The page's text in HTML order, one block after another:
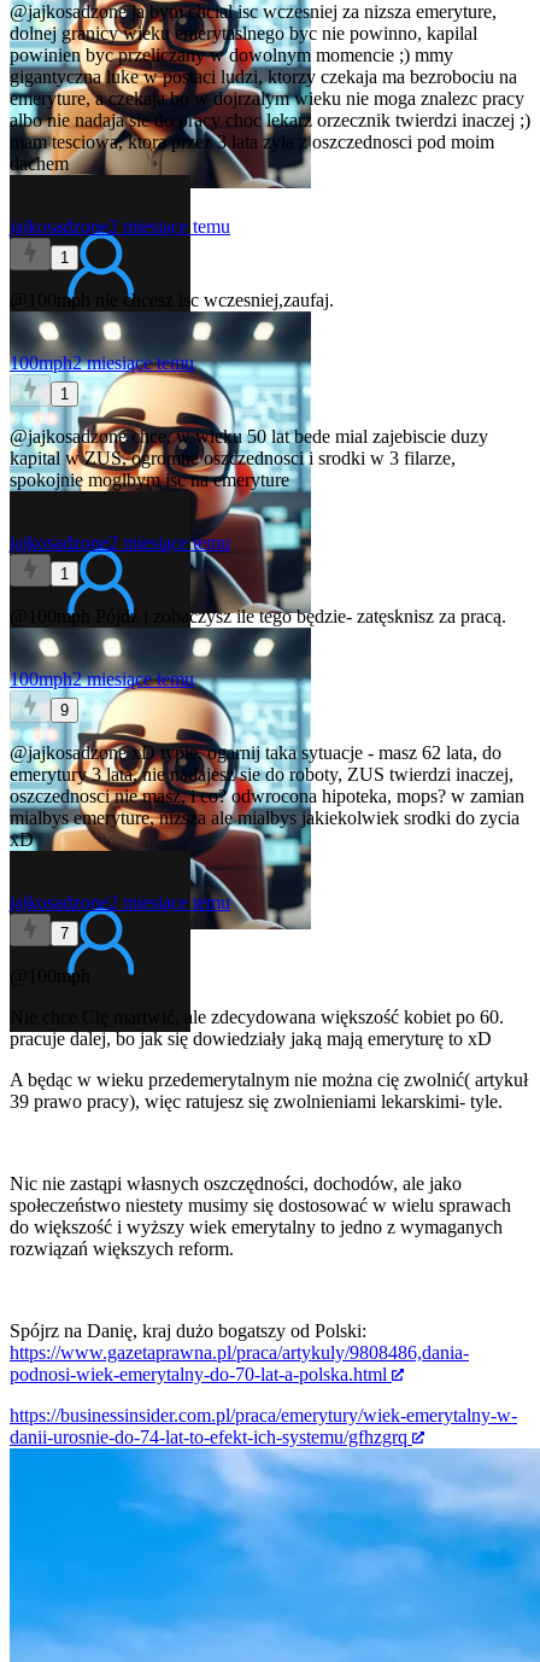
@jajkosadzoneja bym chcial isc wczesniej za nizsza emeryture,
dolnej granicy wieku emerytaslnego byc nie powinno, kapilal
powinien byc przeliczany w dowolnym momencie ;) mmy
gigantyczna luke w postaci ludzi, ktorzy czekaja ma bezrobociu na
emeryture, a czekaja bo w dojrzalym wieku nie moga znalezc pracy
albo nie nadaja sie do pracy choc lekarz orzecznik twierdzi inaczej ;)
mam tesciowa, ktora przez 3 lata zyla z oszczednosci pod moim
dachem
jajkosadzone2 miesiące temu
1
@100mph nie chcesz isc wczesniej,zaufaj.
100mph2 miesiące temu
1
@jajkosadzonechce, w wieku 50 lat bede mial zajebiscie duzy
kapital w ZUS, ogromne oszczednosci i srodki w 3 filarze,
spokojnie moglbym isc na emeryture
jajkosadzone2 miesiące temu
1
@100mph Pójdź i zobaczysz ile tego będzie- zatęsknisz za pracą.
100mph2 miesiące temu
9
@jajkosadzonexD typie, ogarnij taka sytuacje - masz 62 lata, do
emerytury 3 lata, nie nadajesz sie do roboty, ZUS twierdzi inaczej,
oszczednosci nie masz, i co? odwrocona hipoteka, mops? w zamian
mialbys emeryture, nizsza ale mialbys jakiekolwiek srodki do zycia
xD
jajkosadzone2 miesiące temu
7
@100mph
Nie chce Cię martwić, ale zdecydowana większość kobiet po 60.
pracuje dalej, bo jak się dowiedziały jaką mają emeryturę to xD
A będąc w wieku przedemerytalnym nie można cię zwolnić( artykuł
39 prawo pracy), więc ratujesz się zwolnieniami lekarskimi- tyle.
Nic nie zastąpi własnych oszczędności, dochodów, ale jako
społeczeństwo niestety musimy się dostosować w wielu sprawach
do większość i wyższy wiek emerytalny to jedno z wymaganych
rozwiązań większych reform.
Spójrz na Danię, kraj dużo bogatszy od Polski:
https://www.gazetaprawna.pl/praca/artykuly/9808486,dania-
podnosi-wiek-emerytalny-do-70-lat-a-polska.html
https://businessinsider.com.pl/praca/emerytury/wiek-emerytalny-w-
danii-urosnie-do-74-lat-to-efekt-ich-systemu/gfhzgrq